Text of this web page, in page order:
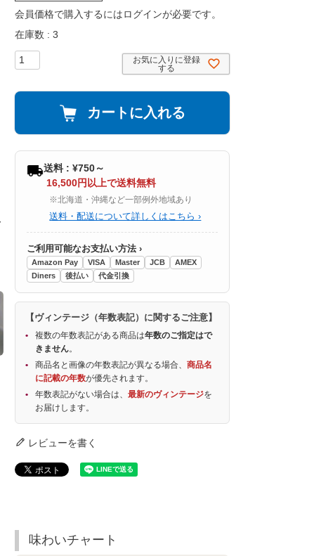
会員価格で購入するにはログインが必要です。
在庫数
3
お気に入りに登録
する
カートに入れる
送料 : ¥750～
16,500円以上で送料無料
※北海道・沖縄など一部例外地域あり
送料・配送について詳しくはこちら ›
ご利用可能なお支払い方法 ›
Amazon Pay VISA Master JCB
AMEX
Diners
後払い 代金引換
【ヴィンテージ（年数表記）に関するご注意】
複数の年数表記がある商品は年数のご指定はで
きません。
商品名と画像の年数表記が異なる場合、商品名
に記載の年数が優先されます。
年数表記がない場合は、最新のヴィンテージを
お届けします。
レビューを書く
味わいチャート